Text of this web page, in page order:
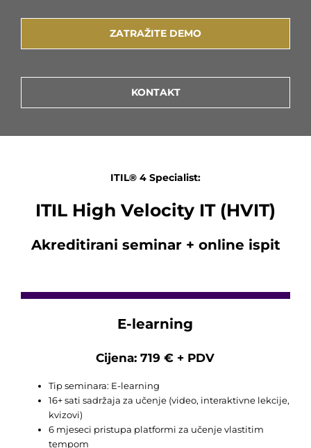
ZATRAŽITE DEMO
KONTAKT
ITIL® 4 Specialist:
ITIL High Velocity IT (HVIT)
Akreditirani seminar + online ispit
E-learning
Cijena: 719 € + PDV
Tip seminara: E-learning
16+ sati sadržaja za učenje (video, interaktivne lekcije,
kvizovi)
6 mjeseci pristupa platformi za učenje vlastitim
tempom